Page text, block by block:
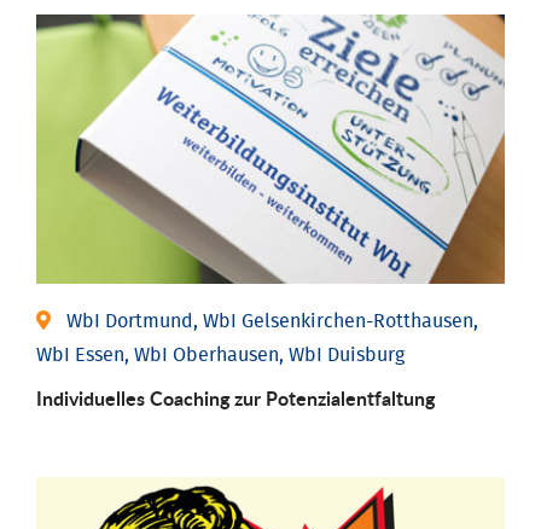
WbI Dortmund, WbI Gelsenkirchen-Rotthausen,
WbI Essen, WbI Oberhausen, WbI Duisburg
Individuelles Coaching zur Potenzialentfaltung